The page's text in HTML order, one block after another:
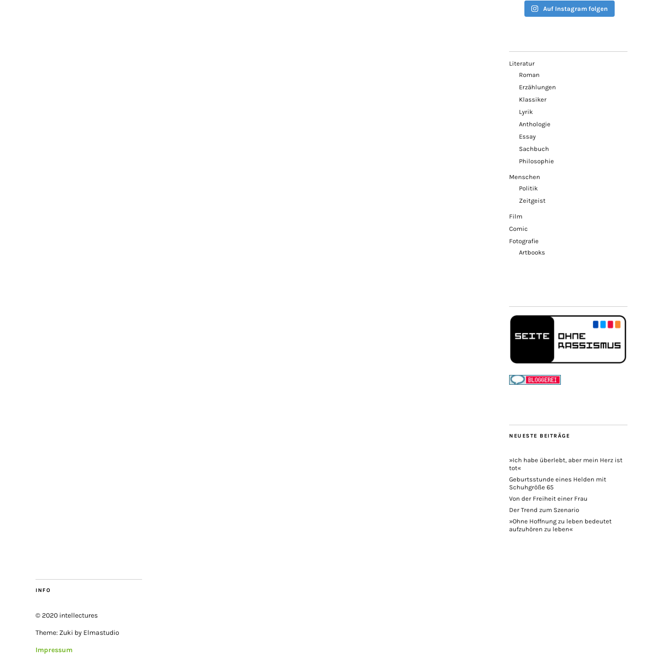
Auf Instagram folgen
Literatur
Roman
Erzählungen
Klassiker
Lyrik
Anthologie
Essay
Sachbuch
Philosophie
Menschen
Politik
Zeitgeist
Film
Comic
Fotografie
Artbooks
NEUESTE BEITRÄGE
»Ich habe überlebt, aber mein Herz ist
tot«
Geburtsstunde eines Helden mit
Schuhgröße 65
Von der Freiheit einer Frau
Der Trend zum Szenario
»Ohne Hoffnung zu leben bedeutet
aufzuhören zu leben«
INFO
© 2020 intellectures
Theme: Zuki by Elmastudio
Impressum